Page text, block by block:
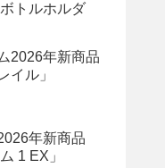
トルホルダ
2026年新商品
イル」
年新商品
1 EX」